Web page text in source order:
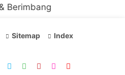
Sitemap Index